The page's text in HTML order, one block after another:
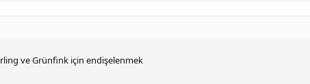
ve Grünfink için endişelenmek